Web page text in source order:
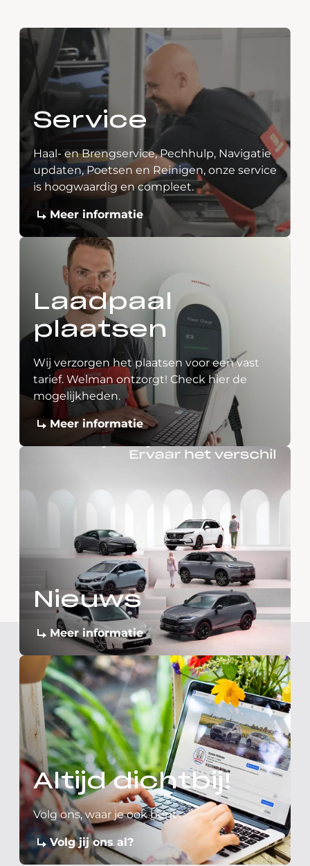
Service
Haal- en Brengservice, Pechhulp, Navigatie
updaten, Poetsen en Reinigen, onze service
is hoogwaardig en compleet.
Meer informatie
Laadpaal
plaatsen
Wij verzorgen het plaatsen voor een vast
tarief. Welman ontzorgt! Check hier de
mogelijkheden.
Meer informatie
Nieuws
Meer informatie
Altijd dichtbij!
Volg ons, waar je ook bent
Volg jij ons al?